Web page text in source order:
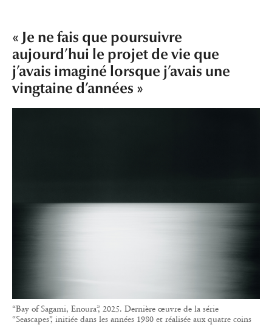
« Je ne fais que poursuivre
aujourd’hui le projet de vie que
j’avais imaginé lorsque j’avais une
vingtaine d’années »
“Bay of Sagami, Enoura”, 2025. Dernière œuvre de la série
“Seascapes”, initiée dans les années 1980 et réalisée aux quatre coins